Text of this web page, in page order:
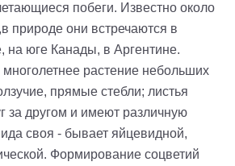
побеги. Известно около
природе они встречаются в
на юге Канады, в Аргентине.
многолетнее растение небольших
прямые стебли; листья
за другом и имеют различную
своя - бывает яйцевидной,
Формирование соцветий